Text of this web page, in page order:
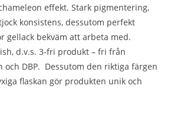
effekt. Stark pigmentering,
konsistens, dessutom perfekt
gellack bekväm att arbeta med.
d.v.s. 3-fri produkt – fri från
och DBP. Dessutom den riktiga färgen
flaskan gör produkten unik och